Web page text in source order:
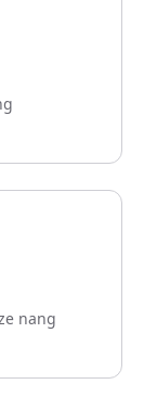
nang